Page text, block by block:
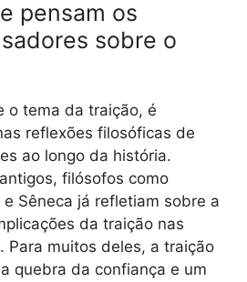
pensam os
sobre o
o tema da traição, é
reflexões filosóficas de
ao longo da história.
filósofos como
Sêneca já refletiam sobre a
da traição nas
Para muitos deles, a traição
quebra da confiança e um